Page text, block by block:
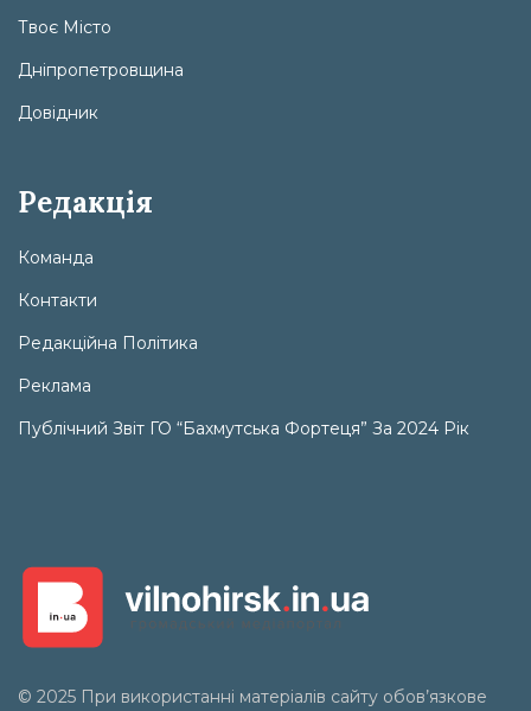
Твоє Місто
Дніпропетровщина
Довідник
Редакція
Команда
Контакти
Редакційна Політика
Реклама
Публічний Звіт ГО “Бахмутська Фортеця” За 2024 Рік
© 2025 При використанні матеріалів сайту обов’язкове